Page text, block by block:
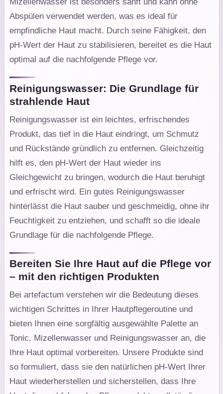
Mizellenwasser ist besonders sanft und kann ohne
Abspülen verwendet werden, was es ideal für
empfindliche Haut macht. Durch seine Fähigkeit, den
pH-Wert der Haut zu stabilisieren, bereitet es die Haut
optimal auf die nachfolgende Pflege vor.
Reinigungswasser: Die Grundlage für
strahlende Haut
Reinigungswasser ist ein leichtes, erfrischendes
Produkt, das tief in die Haut eindringt, um Schmutz
und Rückstände gründlich zu entfernen. Gleichzeitig
hilft es, den pH-Wert der Haut wieder ins
Gleichgewicht zu bringen, wodurch die Haut beruhigt
und erfrischt wird. Ein gutes Reinigungswasser
hinterlässt die Haut sauber und geschmeidig, ohne ihr
Feuchtigkeit zu entziehen, und schafft so die ideale
Grundlage für die nachfolgende Pflege.
Bereiten Sie Ihre Haut auf die Pflege vor
– mit den richtigen Produkten
Bei artefactum verstehen wir die Bedeutung dieses
wichtigen Schrittes in Ihrer Hautpflegeroutine und
bieten Ihnen eine sorgfältig ausgewählte Palette an
Tonic, Mizellenwasser und Reinigungswasser an, die
Ihre Haut optimal vorbereiten. Unsere Produkte sind
so formuliert, dass sie den natürlichen pH-Wert Ihrer
Haut wiederherstellen und sicherstellen, dass Ihre